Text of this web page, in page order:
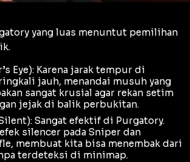
yang luas menuntut pemilihan
Eye): Karena jarak tempur di
jauh, menandai musuh yang
sangat krusial agar rekan setim
jejak di balik perbukitan.
Silent): Sangat efektif di Purgatory.
silencer pada Sniper dan
membuat kita bisa menembak dari
terdeteksi di minimap.